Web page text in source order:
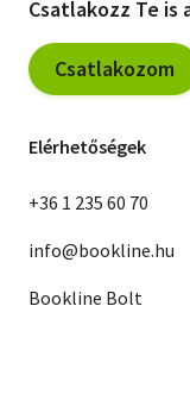
Csatlakozz Te is
Csatlakozom
Elérhetőségek
+36 1 235 60 70
info@bookline.hu
Bookline Bolt